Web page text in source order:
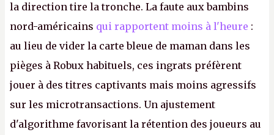
la direction tire la tronche. La faute aux bambins
nord-américains qui rapportent moins à l'heure :
au lieu de vider la carte bleue de maman dans les
pièges à Robux habituels, ces ingrats préfèrent
jouer à des titres captivants mais moins agressifs
sur les microtransactions. Un ajustement
d'algorithme favorisant la rétention des joueurs au